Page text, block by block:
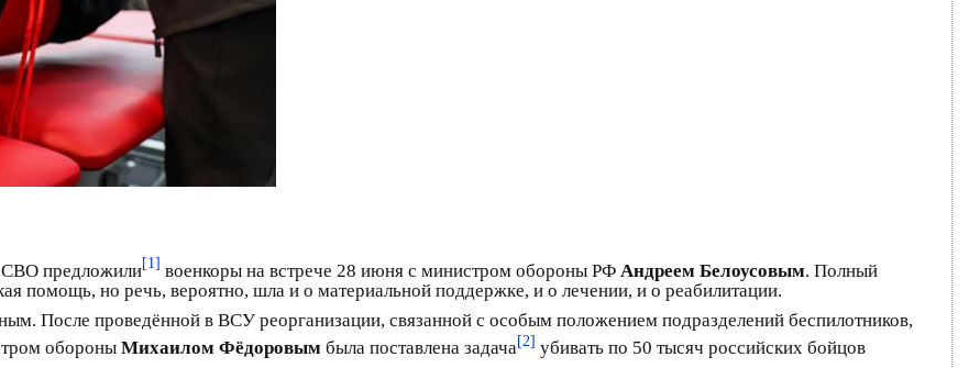
СВО предложили[1] военкоры на встрече 28 июня с министром обороны РФ Андреем Белоусовым. Полный
помощь, но речь, вероятно, шла и о материальной поддержке, и о лечении, и о реабилитации.
После проведённой в ВСУ реорганизации, связанной с особым положением подразделений беспилотников,
обороны Михаилом Фёдоровым была поставлена задача[2] убивать по 50 тысяч российских бойцов